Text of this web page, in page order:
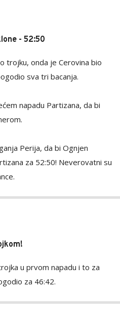
- 52:50
trojku, onda je Cerovina bio
sva tri bacanja.
napadu Partizana, da bi
Perija, da bi Ognjen
za 52:50! Neverovatni su
u prvom napadu i to za
za 46:42.